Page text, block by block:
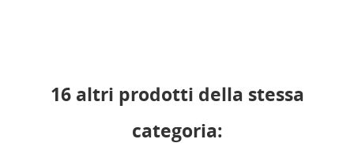
16 altri prodotti della stessa
categoria: